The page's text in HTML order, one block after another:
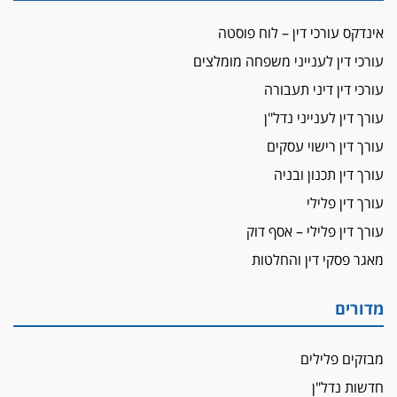
עורכת-דין שהביעה שמחה ב-7 באוקטובר
אשם
עו"ד הלל בבייב הורשע בהונאת עשרות לקוחות,
דין ומקרקעין
עורך דין ברמת השרון נחקר בחשד למרמה בעסקת
נדל"ן
"אני מכינה 5-6 ג'וינטים ביום"
תובעת משטרתית פוטרה בחשד לעישון סמים
שנחשף בפעילות בלשים בטלגרם
עו"ד שרון נהרי חיתן את בנו הבכור דניאל
הגבלת שכר טרחה בייצוג נכי צה"ל ונפגעי פעולות
אינדקס עורכי דין – לוח פוסטה
עורכי דין לענייני משפחה מומלצים
עורכי דין דיני תעבורה
עורך דין לענייני נדל"ן
עורך דין רישוי עסקים
עורך דין תכנון ובניה
עורך דין פלילי
עורך דין פלילי – אסף דוק
מאגר פסקי דין והחלטות
מדורים
מבזקים פלילים
חדשות נדל"ן